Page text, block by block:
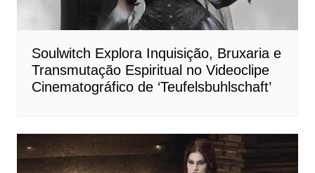
Soulwitch Explora Inquisição, Bruxaria e
Transmutação Espiritual no Videoclipe
Cinematográfico de ‘Teufelsbuhlschaft’